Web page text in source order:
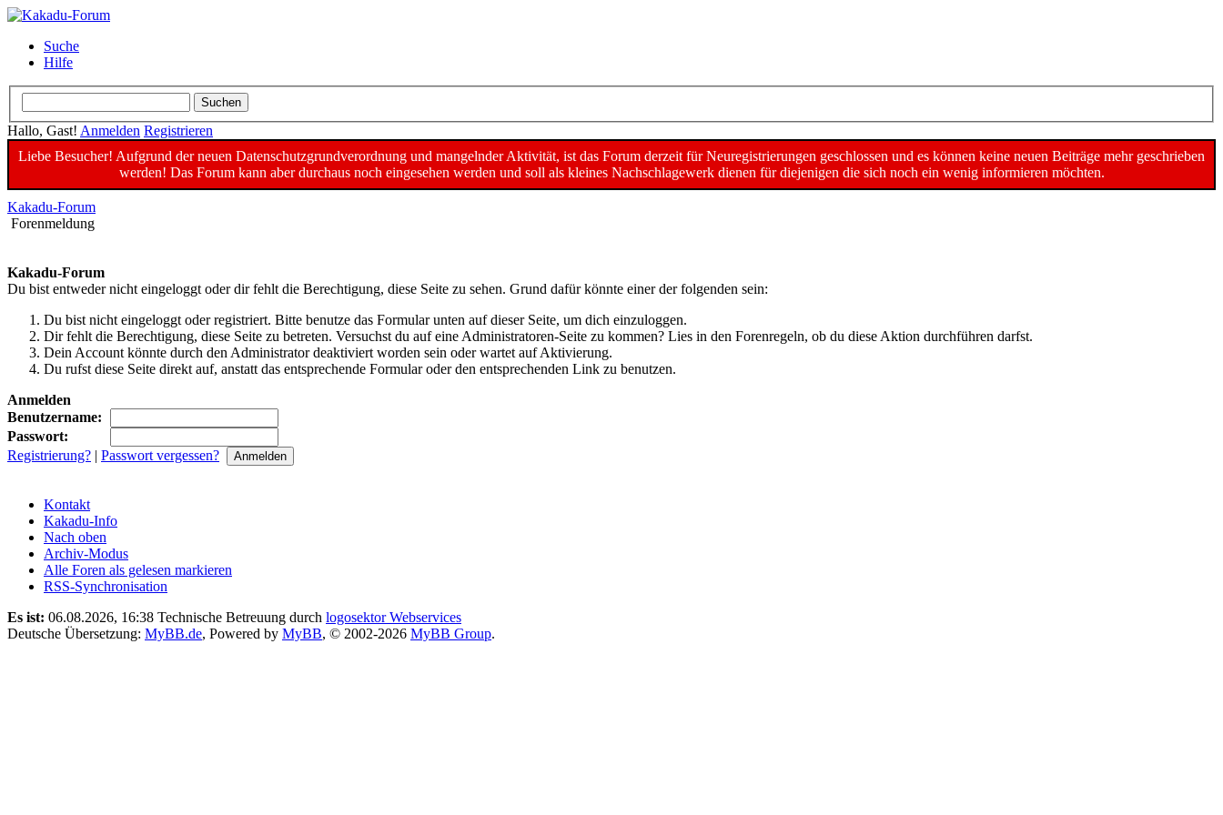
Suche
Hilfe
Hallo, Gast! Anmelden Registrieren
Liebe Besucher! Aufgrund der neuen Datenschutzgrundverordnung und mangelnder Aktivität, ist das Forum derzeit für Neuregistrierungen geschlossen und es können keine neuen Beiträge mehr geschrieben
werden! Das Forum kann aber durchaus noch eingesehen werden und soll als kleines Nachschlagewerk dienen für diejenigen die sich noch ein wenig informieren möchten.
Kakadu-Forum
Forenmeldung
Kakadu-Forum
Du bist entweder nicht eingeloggt oder dir fehlt die Berechtigung, diese Seite zu sehen. Grund dafür könnte einer der folgenden sein:
Du bist nicht eingeloggt oder registriert. Bitte benutze das Formular unten auf dieser Seite, um dich einzuloggen.
Dir fehlt die Berechtigung, diese Seite zu betreten. Versuchst du auf eine Administratoren-Seite zu kommen? Lies in den Forenregeln, ob du diese Aktion durchführen darfst.
Dein Account könnte durch den Administrator deaktiviert worden sein oder wartet auf Aktivierung.
Du rufst diese Seite direkt auf, anstatt das entsprechende Formular oder den entsprechenden Link zu benutzen.
Anmelden
Benutzername:
Passwort:
Registrierung? | Passwort vergessen?
Kontakt
Kakadu-Info
Nach oben
Archiv-Modus
Alle Foren als gelesen markieren
RSS-Synchronisation
Es ist: 06.08.2026, 16:38 Technische Betreuung durch logosektor Webservices
Deutsche Übersetzung: MyBB.de, Powered by MyBB, © 2002-2026 MyBB Group.